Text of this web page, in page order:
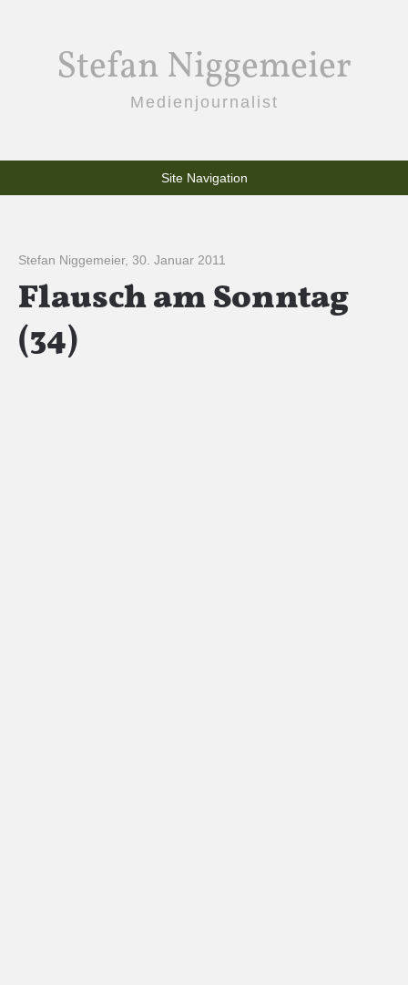
Stefan Niggemeier
Medienjournalist
Site Navigation
Stefan Niggemeier, 30. Januar 2011
Flausch am Sonntag
(34)